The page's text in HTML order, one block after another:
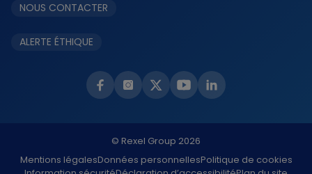
NOUS CONTACTER
ALERTE ÉTHIQUE
© Rexel Group 2026
Mentions légalesDonnées personnellesPolitique de cookies